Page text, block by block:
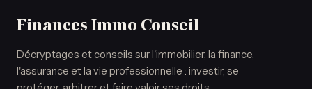
Finances Immo Conseil
Décryptages et conseils sur l'immobilier, la finance,
l'assurance et la vie professionnelle : investir, se